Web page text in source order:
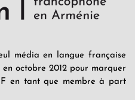
média en langue française
octobre 2012 pour marquer
en tant que membre à part